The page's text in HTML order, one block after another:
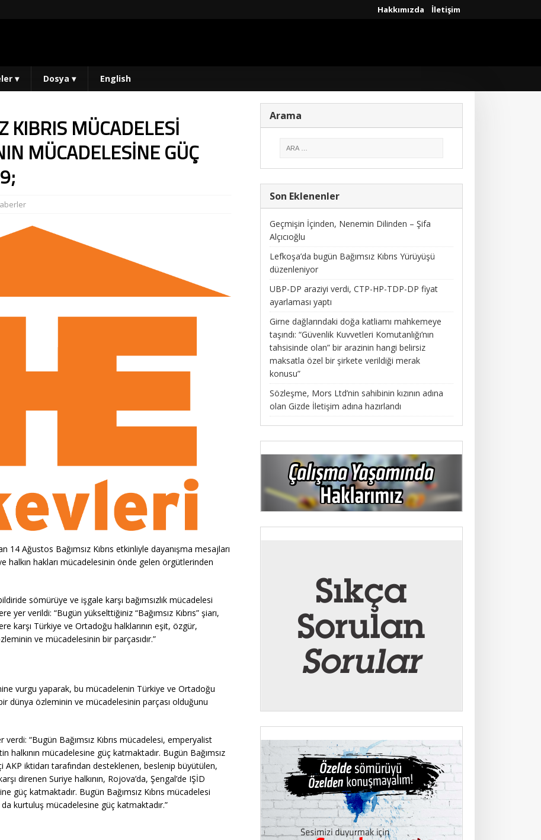
Hakkımızda İletişim
▾ Dosya ▾ English
KIBRIS MÜCADELESİ
MÜCADELESİNE GÜÇ
14 Ağustos Bağımsız Kıbrıs etkinliyle dayanışma mesajları
halkın hakları mücadelesinin önde gelen örgütlerinden
sömürüye ve işgale karşı bağımsızlık mücadelesi
yer verildi: “Bugün yükselttiğiniz “Bağımsız Kıbrıs” şiarı,
karşı Türkiye ve Ortadoğu halklarının eşit, özgür,
ve mücadelesinin bir parçasıdır.”
vurgu yaparak, bu mücadelenin Türkiye ve Ortadoğu
dünya özleminin ve mücadelesinin parçası olduğunu
“Bugün Bağımsız Kıbrıs mücadelesi, emperyalist
halkının mücadelesine güç katmaktadır. Bugün Bağımsız
AKP iktidarı tarafından desteklenen, beslenip büyütülen,
direnen Suriye halkının, Rojova’da, Şengal’de IŞİD
güç katmaktadır. Bugün Bağımsız Kıbrıs mücadelesi
da kurtuluş mücadelesine güç katmaktadır.”
Arama
Son Eklenenler
Geçmişin İçinden, Nenemin Dilinden – Şifa
Alçıcıoğlu
Lefkoşa’da bugün Bağımsız Kıbrıs Yürüyüşü
düzenleniyor
UBP-DP araziyi verdi, CTP-HP-TDP-DP fiyat
ayarlaması yaptı
Girne dağlarındaki doğa katliamı mahkemeye
taşındı: “Güvenlik Kuvvetleri Komutanlığı’nın
tahsisinde olan” bir arazinin hangi belirsiz
maksatla özel bir şirkete verildiği merak
konusu”
Sözleşme, Mors Ltd’nin sahibinin kızının adına
olan Gizde İletişim adına hazırlandı